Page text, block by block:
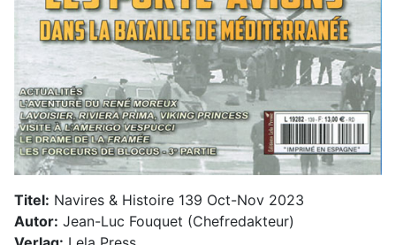
Titel: Navires & Histoire 139 Oct-Nov 2023
Autor: Jean-Luc Fouquet (Chefredakteur)